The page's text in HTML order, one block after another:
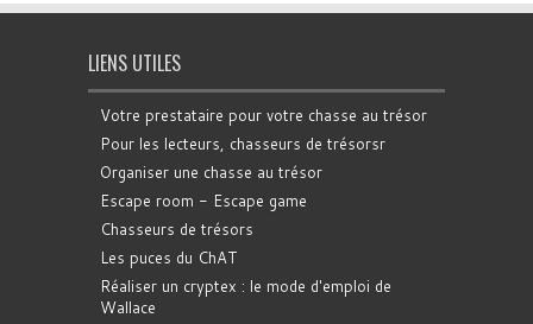
LIENS UTILES
Votre prestataire pour votre chasse au trésor
Pour les lecteurs, chasseurs de trésorsr
Organiser une chasse au trésor
Escape room - Escape game
Chasseurs de trésors
Les puces du ChAT
Réaliser un cryptex : le mode d'emploi de
Wallace